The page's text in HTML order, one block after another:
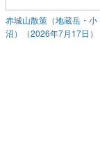
赤城山散策（地蔵岳・小
沼）（2026年7月17日）